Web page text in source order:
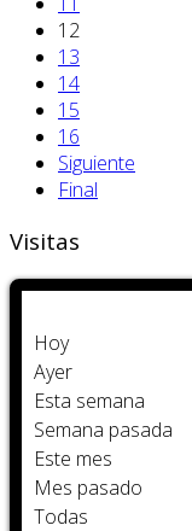
12
13
14
15
16
Siguiente
Final
Visitas
Hoy
Ayer
Esta semana
Semana pasada
Este mes
Mes pasado
Todas